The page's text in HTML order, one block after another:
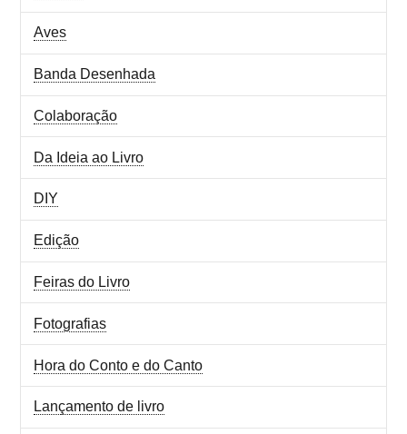
Aves
Banda Desenhada
Colaboração
Da Ideia ao Livro
DIY
Edição
Feiras do Livro
Fotografias
Hora do Conto e do Canto
Lançamento de livro